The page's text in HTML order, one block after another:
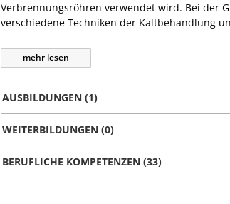
Verbrennungsröhren verwendet wird. Bei der
verschiedene Techniken der Kaltbehandlung
mehr lesen
AUSBILDUNGEN (1)
WEITERBILDUNGEN (0)
BERUFLICHE KOMPETENZEN (33)